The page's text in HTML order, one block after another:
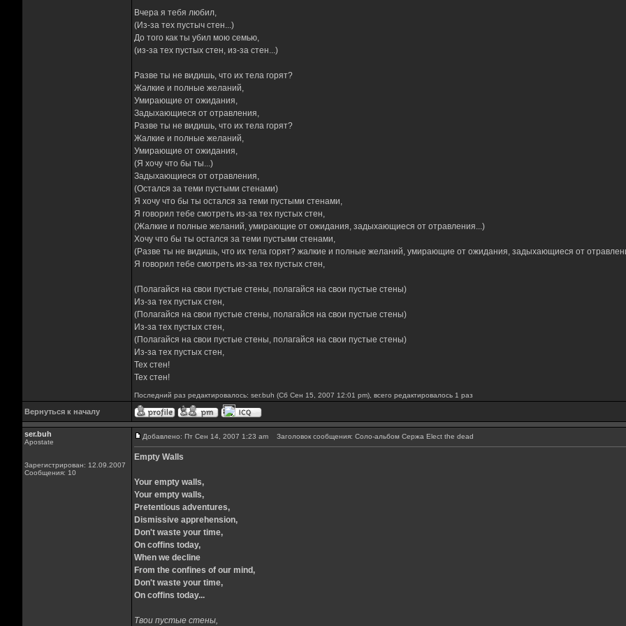
Вчера я тебя любил,
(Из-за тех пустыч стен...)
До того как ты убил мою семью,
(из-за тех пустых стен, из-за стен...)
Разве ты не видишь, что их тела горят?
Жалкие и полные желаний,
Умирающие от ожидания,
Задыхающиеся от отравления,
Разве ты не видишь, что их тела горят?
Жалкие и полные желаний,
Умирающие от ожидания,
(Я хочу что бы ты...)
Задыхающиеся от отравления,
(Остался за теми пустыми стенами)
Я хочу что бы ты остался за теми пустыми стенами,
Я говорил тебе смотреть из-за тех пустых стен,
(Жалкие и полные желаний, умирающие от ожидания, задыхающиеся от отравления...)
Хочу что бы ты остался за теми пустыми стенами,
(Разве ты не видишь, что их тела горят? жалкие и полные желаний, умирающие от ожидания, задыхающиеся от
Я говорил тебе смотреть из-за тех пустых стен,
(Полагайся на свои пустые стены, полагайся на свои пустые стены)
Из-за тех пустых стен,
(Полагайся на свои пустые стены, полагайся на свои пустые стены)
Из-за тех пустых стен,
(Полагайся на свои пустые стены, полагайся на свои пустые стены)
Из-за тех пустых стен,
Тех стен!
Тех стен!
Последний раз редактировалось: ser.buh (Сб Сен 15, 2007 12:01 pm), всего редактировалось 1 раз
Вернуться к началу
ser.buh
Apostate
Зарегистрирован: 12.09.2007
Сообщения: 10
Добавлено: Пт Сен 14, 2007 1:23 am Заголовок сообщения: Соло-альбом Сержа Elect the dead
Empty Walls
Your empty walls,
Your empty walls,
Pretentious adventures,
Dismissive apprehension,
Don't waste your time,
On coffins today,
When we decline
From the confines of our mind,
Don't waste your time,
On coffins today...
Твои пустые стены,